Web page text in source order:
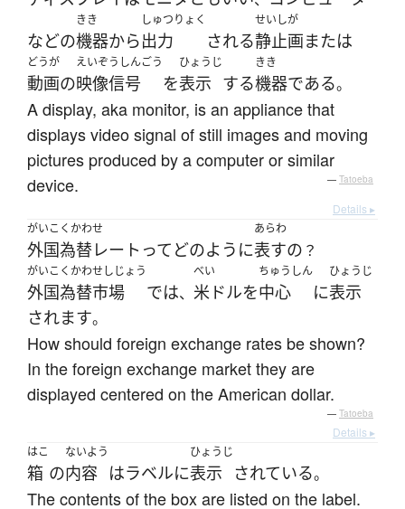
などの
きき
機器から
しゅつりょく
出力 される
せいしが
静止画または
どうが
動画の
えいぞうしんごう
映像信号 を
ひょうじ
表示 する
きき
機器である。
A display, aka monitor, is an appliance that
displays video signal of still images and moving
pictures produced by a computer or similar
device.
— Tatoeba
Details ▸
がいこくかわせ
外国為替レート って どのように
あらわ
表すの ？
がいこくかわせしじょう
外国為替市場 では、
べい
米ドルを
ちゅうしん
中心 に
ひょうじ
表示
されます。
How should foreign exchange rates be shown?
In the foreign exchange market they are
displayed centered on the American dollar.
— Tatoeba
Details ▸
はこ
箱 の
ないよう
内容 はラベルに
ひょうじ
表示 されている。
The contents of the box are listed on the label.